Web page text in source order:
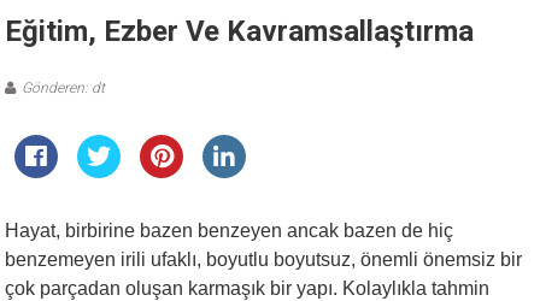
Eğitim, Ezber Ve Kavramsallaştırma
Gönderen: dt
Hayat, birbirine bazen benzeyen ancak bazen de hiç
benzemeyen irili ufaklı, boyutlu boyutsuz, önemli önemsiz bir
çok parçadan oluşan karmaşık bir yapı. Kolaylıkla tahmin